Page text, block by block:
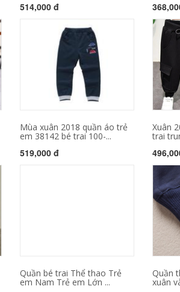
514,000 đ
Mùa xuân 2018 quần áo trẻ
em 38142 bé trai 100-...
519,000 đ
Xuân
trai
Quần bé trai Thể thao Trẻ
em Nam Trẻ em Lớn ...
Quần
xuân